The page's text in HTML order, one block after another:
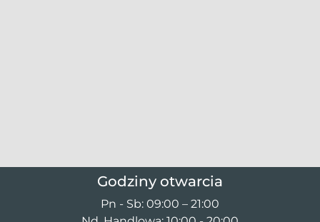
Godziny otwarcia
Pn - Sb: 09:00 – 21:00